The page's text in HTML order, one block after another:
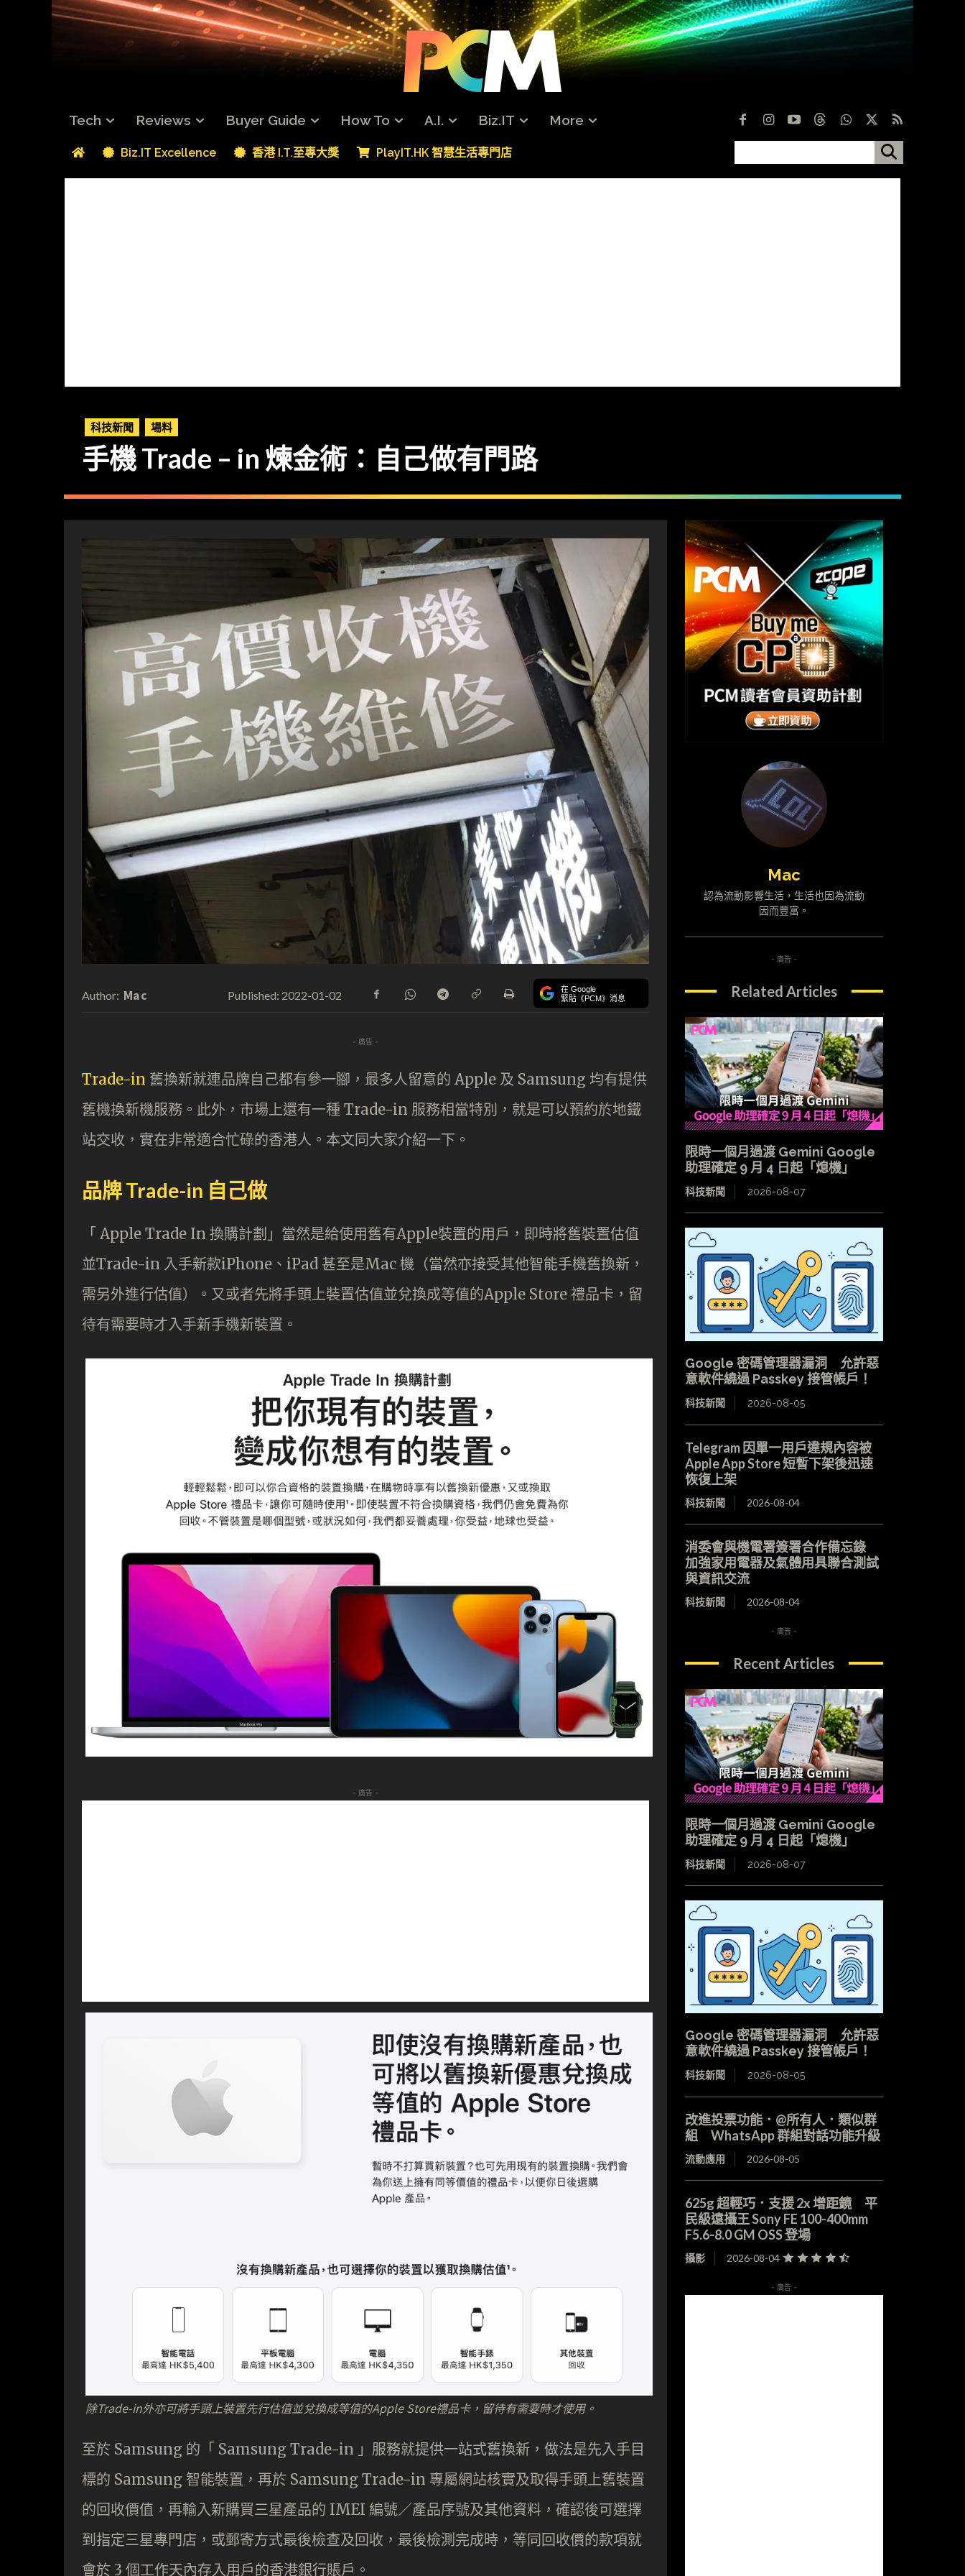
Tech Reviews Buyer Guide How To A.I. Biz.IT More
Biz.IT Excellence 香港 I.T.至專大獎 PlayIT.HK 智慧生活專門店
科技新聞 場料
手機 Trade – in 煉金術：自己做有門路
Author: Mac Published: 2022-01-02 在 Google
緊貼《PCM》消息
- 廣告 -
Trade-in 舊換新就連品牌自己都有參一腳，最多人留意的 Apple 及 Samsung 均有提供
舊機換新機服務。此外，市場上還有一種 Trade-in 服務相當特別，就是可以預約於地鐵
站交收，實在非常適合忙碌的香港人。本文同大家介紹一下。
品牌 Trade-in 自己做
「 Apple Trade In 換購計劃」當然是給使用舊有Apple裝置的用戶，即時將舊裝置估值
並Trade-in 入手新款iPhone、iPad 甚至是Mac 機（當然亦接受其他智能手機舊換新，
需另外進行估值）。又或者先將手頭上裝置估值並兌換成等值的Apple Store 禮品卡，留
待有需要時才入手新手機新裝置。
- 廣告 -
除Trade-in外亦可將手頭上裝置先行估值並兌換成等值的Apple Store禮品卡，留待有需要時才使用。
至於 Samsung 的「 Samsung Trade-in 」服務就提供一站式舊換新，做法是先入手目
標的 Samsung 智能裝置，再於 Samsung Trade-in 專屬網站核實及取得手頭上舊裝置
的回收價值，再輸入新購買三星產品的 IMEI 編號／產品序號及其他資料，確認後可選擇
到指定三星專門店，或郵寄方式最後檢查及回收，最後檢測完成時，等同回收價的款項就
會於 3 個工作天內存入用戶的香港銀行賬戶。
Mac
認為流動影響生活，生活也因為流動
因而豐富。
- 廣告 -
Related Articles
限時一個月過渡 Gemini Google
助理確定 9 月 4 日起「熄機」
科技新聞 2026-08-07
Google 密碼管理器漏洞 允許惡
意軟件繞過 Passkey 接管帳戶！
科技新聞 2026-08-05
Telegram 因單一用戶違規內容被
Apple App Store 短暫下架後迅速
恢復上架
科技新聞 2026-08-04
消委會與機電署簽署合作備忘錄
加強家用電器及氣體用具聯合測試
與資訊交流
科技新聞 2026-08-04
- 廣告 -
Recent Articles
限時一個月過渡 Gemini Google
助理確定 9 月 4 日起「熄機」
科技新聞 2026-08-07
Google 密碼管理器漏洞 允許惡
意軟件繞過 Passkey 接管帳戶！
科技新聞 2026-08-05
改進投票功能．@所有人．類似群
組 WhatsApp 群組對話功能升級
流動應用 2026-08-05
625g 超輕巧．支援 2x 增距鏡 平
民級遠攝王 Sony FE 100-400mm
F5.6-8.0 GM OSS 登場
攝影 2026-08-04
- 廣告 -